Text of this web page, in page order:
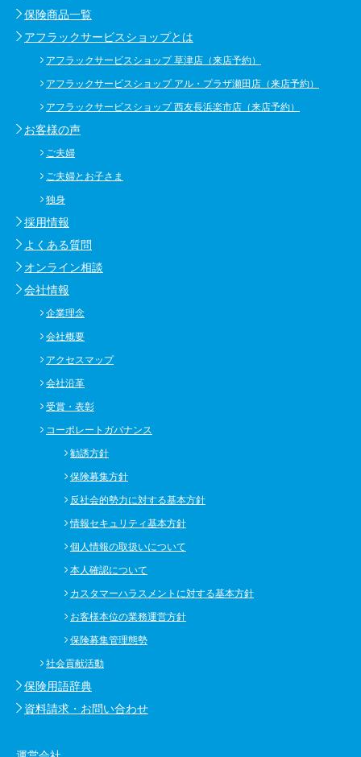
保険商品一覧
アフラックサービスショップとは
アフラックサービスショップ 草津店（来店予約）
アフラックサービスショップ アル・プラザ瀬田店（来店予約）
アフラックサービスショップ 西友長浜楽市店（来店予約）
お客様の声
ご夫婦
ご夫婦とお子さま
独身
採用情報
よくある質問
オンライン相談
会社情報
企業理念
会社概要
アクセスマップ
会社沿革
受賞・表彰
コーポレートガバナンス
勧誘方針
保険募集方針
反社会的勢力に対する基本方針
情報セキュリティ基本方針
個人情報の取扱いについて
本人確認について
カスタマーハラスメントに対する基本方針
お客様本位の業務運営方針
保険募集管理態勢
社会貢献活動
保険用語辞典
資料請求・お問い合わせ